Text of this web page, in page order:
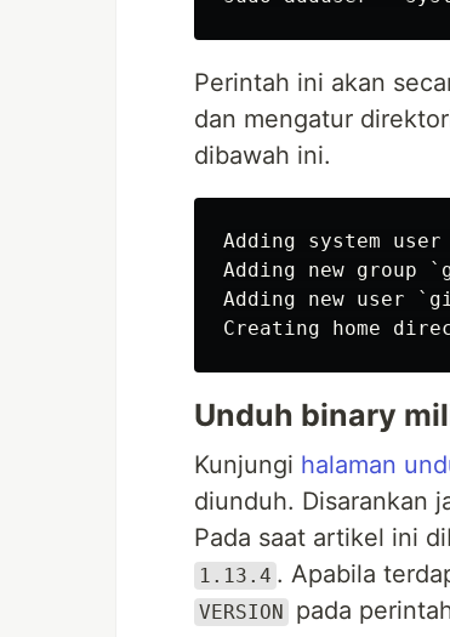
Perintah ini akan
dan mengatur
dibawah ini.
Adding system
Adding new
Adding new user
Unduh binary
Kunjungi halaman
diunduh. Disarankan
Pada saat artikel ini
1.13.4 . Apabila
VERSION pada